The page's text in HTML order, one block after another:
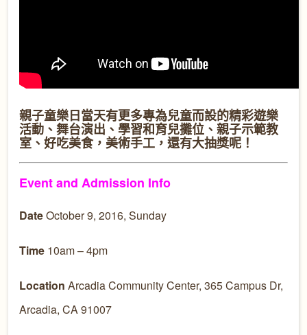
親子童樂日當天有更多專為兒童而設的精彩遊樂
活動、舞台演出、學習和育兒攤位、親子示範教
室、好吃美食，美術手工，還有大抽獎呢！
Event and Admission Info
DateOctober 9, 2016, Sunday
Time 10am – 4pm
LocationArcadia Community Center,365 Campus Dr,
Arcadia, CA 91007